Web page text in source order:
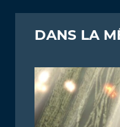
DANS LA